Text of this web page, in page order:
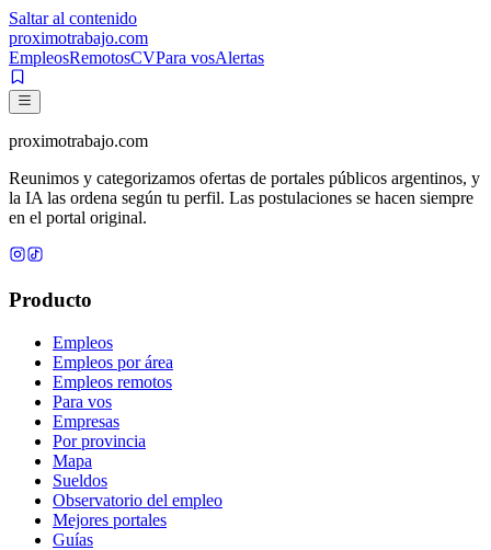
Saltar al contenido
proximotrabajo.com
EmpleosRemotosCVPara vosAlertas
proximotrabajo.com
Reunimos y categorizamos ofertas de portales públicos argentinos, y
la IA las ordena según tu perfil. Las postulaciones se hacen siempre
en el portal original.
Producto
Empleos
Empleos por área
Empleos remotos
Para vos
Empresas
Por provincia
Mapa
Sueldos
Observatorio del empleo
Mejores portales
Guías